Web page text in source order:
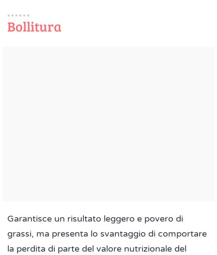
Bollitura
Garantisce un risultato leggero e povero di
grassi, ma presenta lo svantaggio di comportare
la perdita di parte del valore nutrizionale del